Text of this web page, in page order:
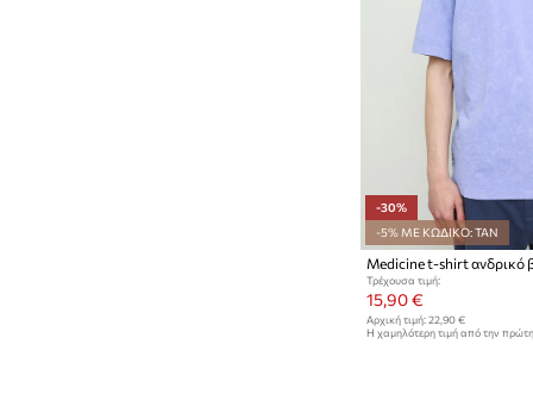
-30%
-5% ΜΕ ΚΩΔΙΚΟ: TAN
Medicine t-shirt ανδρικό
Τρέχουσα τιμή:
15,90 €
Αρχική τιμή: 22,90 €
Η χαμηλότερη τιμή από την